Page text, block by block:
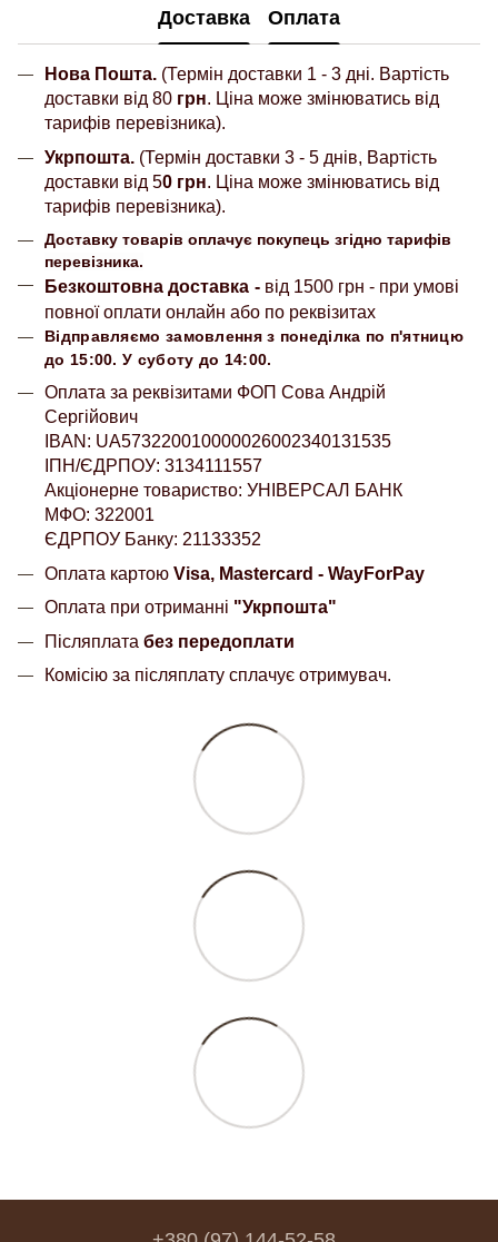
Доставка Оплата
Нова Пошта. (Термін доставки 1 - 3 дні. Вартість
доставки від 80 грн. Ціна може змінюватись від
тарифів перевізника).
Укрпошта. (Термін доставки 3 - 5 днів, Вартість
доставки від 50 грн. Ціна може змінюватись від
тарифів перевізника).
Доставку товарів оплачує покупець згідно тарифів
перевізника.
Безкоштовна доставка - від 1500 грн - при умові
повної оплати онлайн або по реквізитах
Відправляємо замовлення з понеділка по п'ятницю
до 15:00. У суботу до 14:00.
Оплата за реквізитами ФОП Сова Андрій
Сергійович
IBAN: UA573220010000026002340131535
ІПН/ЄДРПОУ: 3134111557
Акціонерне товариство: УНІВЕРСАЛ БАНК
МФО: 322001
ЄДРПОУ Банку: 21133352
Оплата картою Visa, Mastercard - WayForPay
Оплата при отриманні "Укрпошта"
Післяплата без передоплати
Комісію за післяплату сплачує отримувач.